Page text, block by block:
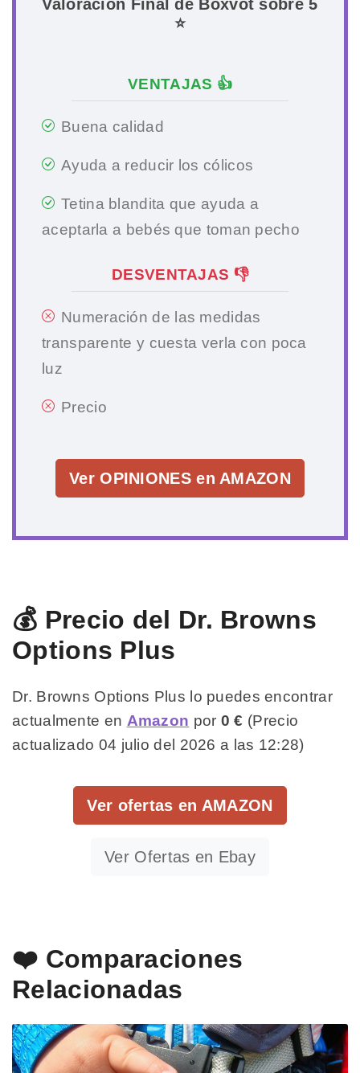
Valoración Final de Boxvot sobre 5
⭐
VENTAJAS 👍
Buena calidad
Ayuda a reducir los cólicos
Tetina blandita que ayuda a
aceptarla a bebés que toman pecho
DESVENTAJAS 👎
Numeración de las medidas
transparente y cuesta verla con poca
luz
Precio
Ver OPINIONES en AMAZON
💰 Precio del Dr. Browns
Options Plus
Dr. Browns Options Plus lo puedes encontrar
actualmente en Amazon por 0 € (Precio
actualizado 04 julio del 2026 a las 12:28)
Ver ofertas en AMAZON
Ver Ofertas en Ebay
❤️ Comparaciones
Relacionadas